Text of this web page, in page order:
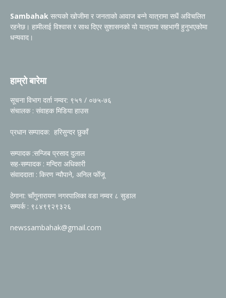
Sambahak सत्यको खोजीमा र जनताको आवाज बन्ने यात्रामा सधैं अविचलित
रहनेछ। हामीलाई विश्वास र साथ दिएर सुशासनको यो यात्रामा सहभागी हुनुभएकोमा
धन्यवाद।
हाम्रो बारेमा
सूचना विभाग दर्ता नम्वर: ९५१ / ०७५-७६
संचालक : संवाहक मिडिया हाउस
प्रधान सम्पादक: हरिसुन्दर छुकाँ
सम्पादक :सन्जिब प्रसाद दुलाल
सह-सम्पादक : मन्दिरा अधिकारी
संवाददाता : किरण न्यौपाने, अनिल फोँजू
ठेगाना: चाँगुनारायण नगरपालिका वडा नम्वर ८ सुडाल
सम्पर्क : ९८४९९२९३२६
newssambahak@gmail.com